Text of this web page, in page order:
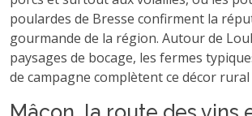
poulardes de Bresse confirment la
gourmande de la région. Autour de
paysages de bocage, les fermes
de campagne complètent ce décor rural